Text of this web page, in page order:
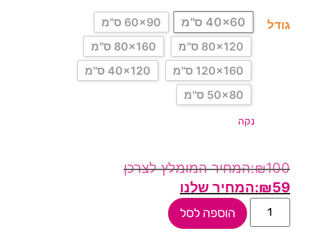
גודל 40x60 ס"מ
60x90 ס"מ
80x120 ס"מ
80x160 ס"מ
120x160 ס"מ
40x120 ס"מ
50x80 ס"מ
נקה
₪100
₪59
הוספה לסל